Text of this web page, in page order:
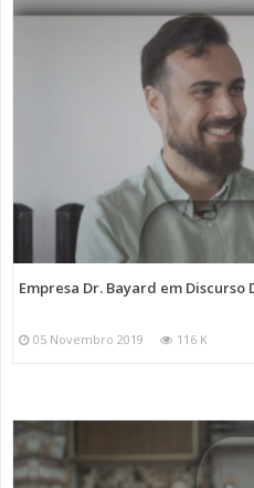
Empresa Dr. Bayard em Discurso
05 Novembro 2019 116 K